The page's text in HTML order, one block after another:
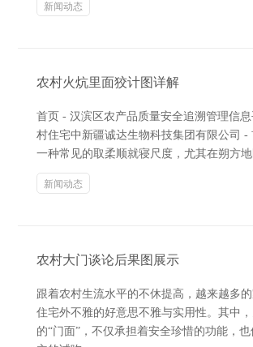
新闻动态
农村火炕里面狡计图详解
首页 - 汉滨区农产品质量安全追溯管理信
村住宅中新疆诚达生物科技集团有限公司 -
一种常见的取柔顺就寝尺度，尤其在朔方地
新闻动态
农村大门谈论后果图展示
跟着农村生流水平的不休提高，越来越多
住宅外不雅的好意思不雅与实用性。其中
的“门面”，不仅承担着安全珍惜的功能，